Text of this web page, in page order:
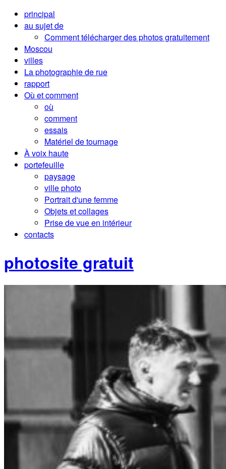
principal
au sujet de
Comment télécharger des photos gratuitement
Moscou
villes
La photographie de rue
rapport
Où et comment
où
comment
essais
Matériel de tournage
À voix haute
portefeuille
paysage
ville photo
Portrait d'une femme
Objets et collages
Prise de vue en intérieur
contacts
photosite gratuit